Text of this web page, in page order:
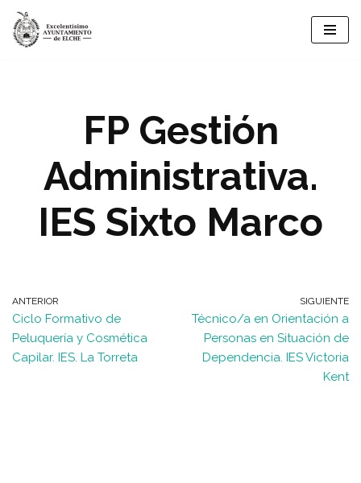
Saltar
FP Gestión
Administrativa.
IES Sixto Marco
ANTERIOR
Ciclo Formativo de
Peluquería y Cosmética
Capilar. IES. La Torreta
SIGUIENTE
Técnico/a en Orientación a
Personas en Situación de
Dependencia. IES Victoria
Kent